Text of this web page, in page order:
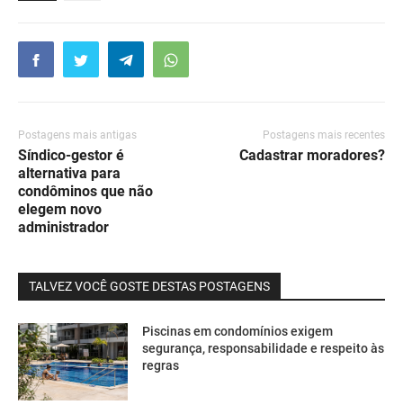
Postagens mais antigas
Síndico-gestor é
alternativa para
condôminos que não
elegem novo
administrador
Postagens mais recentes
Cadastrar moradores?
TALVEZ VOCÊ GOSTE DESTAS POSTAGENS
Piscinas em condomínios exigem
segurança, responsabilidade e respeito às
regras